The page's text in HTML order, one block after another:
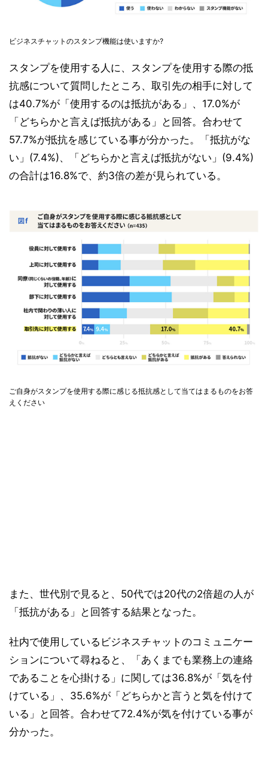
ビジネスチャットのスタンプ機能は使いますか?
スタンプを使用する人に、スタンプを使用する際の抵
抗感について質問したところ、取引先の相手に対して
は40.7%が「使用するのは抵抗がある」、17.0%が
「どちらかと言えば抵抗がある」と回答。合わせて
57.7%が抵抗を感じている事が分かった。「抵抗がな
い」(7.4%)、「どちらかと言えば抵抗がない」(9.4%)
の合計は16.8%で、約3倍の差が見られている。
ご自身がスタンプを使用する際に感じる抵抗感として当てはまるものをお答
えください
また、世代別で見ると、50代では20代の2倍超の人が
「抵抗がある」と回答する結果となった。
社内で使用しているビジネスチャットのコミュニケー
ションについて尋ねると、「あくまでも業務上の連絡
であることを心掛ける」に関しては36.8%が「気を付
けている」、35.6%が「どちらかと言うと気を付けて
いる」と回答。合わせて72.4%が気を付けている事が
分かった。